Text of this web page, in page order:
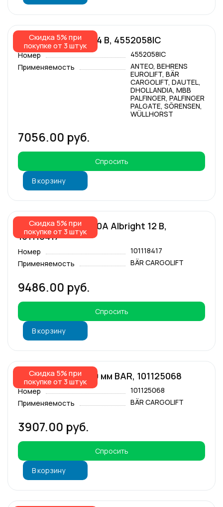
Скидка 5% при
покупке от 3 штук
Моторное реле 24 В, 4552058IC
Номер
4552058IC
Применяемость
ANTEO, BEHRENS
EUROLIFT, BÄR
CARGOLIFT, DAUTEL,
DHOLLANDIA, MBB
PALFINGER, PALFINGER
PALGATE, SÖRENSEN,
WÜLLHORST
7056.00 руб.
Спросить
В корзину
Скидка 5% при
покупке от 3 штук
Моторное реле 80A Albright 12 В,
101118417
Номер
101118417
Применяемость
BÄR CARGOLIFT
9486.00 руб.
Спросить
В корзину
Скидка 5% при
покупке от 3 штук
Опорный ролик 30 мм BAR, 101125068
Номер
101125068
Применяемость
BÄR CARGOLIFT
3907.00 руб.
Спросить
В корзину